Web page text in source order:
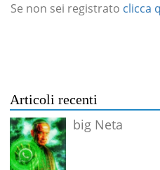
Se non sei registrato clicca
Articoli recenti
big Neta